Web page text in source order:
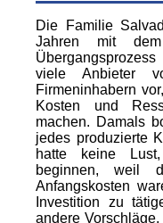
Die Familie
Jahren mit
viele Anbieter
Firmeninhabern
Kosten und
machen. Damals
jedes produzierte
hatte keine
beginnen, weil
Anfangskosten
Investition zu
andere